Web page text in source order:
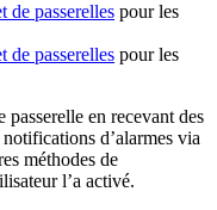
de passerelles pour les
de passerelles pour les
en recevant des
d’alarmes via
méthodes de
l’a activé.